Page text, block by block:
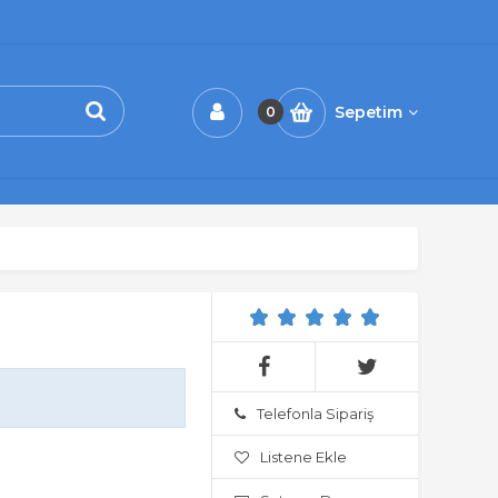
0 Sepetim
Telefonla Sipariş
Listene Ekle